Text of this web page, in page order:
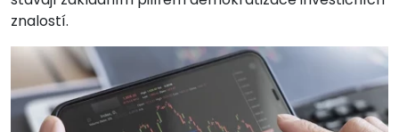
znalostí.